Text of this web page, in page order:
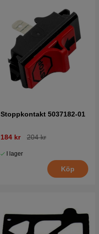
Stoppkontakt 5037182-01
184 kr 204 kr
I lager
Köp